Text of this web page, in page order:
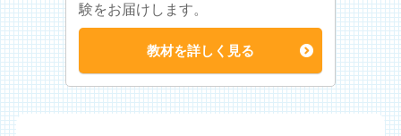
験をお届けします。
教材を詳しく見る